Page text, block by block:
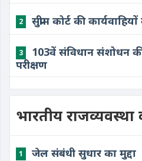
2 सुप्रीम कोर्ट की
3
103वें संविधान संशोधन
परीक्षण
भारतीय
1 जेल संबंधी सुधार का मुद्दा